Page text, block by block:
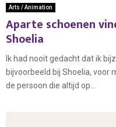
Arts / Animation
Aparte schoenen
Shoelia
Ik had nooit gedacht dat ik
bijvoorbeeld bij Shoelia, voor
de persoon die altijd op...